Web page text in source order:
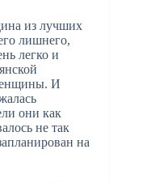
из лучших
лишнего,
легко и
И
они как
не так
на